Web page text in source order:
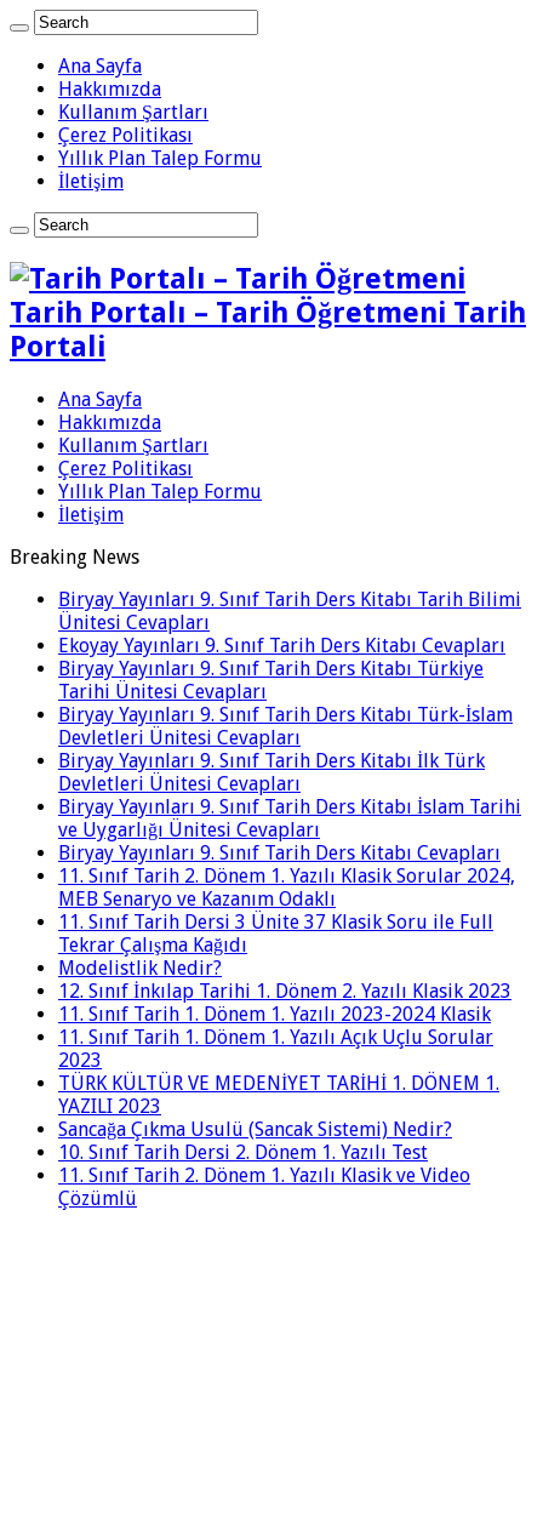
Ana Sayfa
Hakkımızda
Kullanım Şartları
Çerez Politikası
Yıllık Plan Talep Formu
İletişim
Tarih Portalı – Tarih Öğretmeni Tarih
Portali
Ana Sayfa
Hakkımızda
Kullanım Şartları
Çerez Politikası
Yıllık Plan Talep Formu
İletişim
Breaking News
Biryay Yayınları 9. Sınıf Tarih Ders Kitabı Tarih Bilimi
Ünitesi Cevapları
Ekoyay Yayınları 9. Sınıf Tarih Ders Kitabı Cevapları
Biryay Yayınları 9. Sınıf Tarih Ders Kitabı Türkiye
Tarihi Ünitesi Cevapları
Biryay Yayınları 9. Sınıf Tarih Ders Kitabı Türk-İslam
Devletleri Ünitesi Cevapları
Biryay Yayınları 9. Sınıf Tarih Ders Kitabı İlk Türk
Devletleri Ünitesi Cevapları
Biryay Yayınları 9. Sınıf Tarih Ders Kitabı İslam Tarihi
ve Uygarlığı Ünitesi Cevapları
Biryay Yayınları 9. Sınıf Tarih Ders Kitabı Cevapları
11. Sınıf Tarih 2. Dönem 1. Yazılı Klasik Sorular 2024,
MEB Senaryo ve Kazanım Odaklı
11. Sınıf Tarih Dersi 3 Ünite 37 Klasik Soru ile Full
Tekrar Çalışma Kağıdı
Modelistlik Nedir?
12. Sınıf İnkılap Tarihi 1. Dönem 2. Yazılı Klasik 2023
11. Sınıf Tarih 1. Dönem 1. Yazılı 2023-2024 Klasik
11. Sınıf Tarih 1. Dönem 1. Yazılı Açık Uçlu Sorular
2023
TÜRK KÜLTÜR VE MEDENİYET TARİHİ 1. DÖNEM 1.
YAZILI 2023
Sancağa Çıkma Usulü (Sancak Sistemi) Nedir?
10. Sınıf Tarih Dersi 2. Dönem 1. Yazılı Test
11. Sınıf Tarih 2. Dönem 1. Yazılı Klasik ve Video
Çözümlü